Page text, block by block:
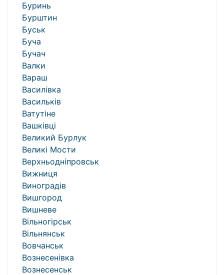
Буринь
Бурштин
Буськ
Буча
Бучач
Валки
Вараш
Василівка
Васильків
Ватутіне
Вашківці
Великий Бурлук
Великі Мости
Верхньодніпровськ
Вижниця
Виноградів
Вишгород
Вишневе
Вільногірськ
Вільнянськ
Вовчанськ
Вознесенівка
Вознесенськ